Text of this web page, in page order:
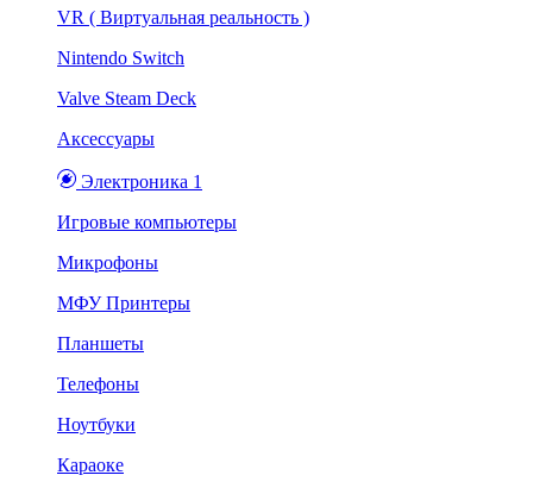
VR ( Виртуальная реальность )
Nintendo Switch
Valve Steam Deck
Аксессуары
Электроника 1
Игровые компьютеры
Микрофоны
МФУ Принтеры
Планшеты
Телефоны
Ноутбуки
Караоке